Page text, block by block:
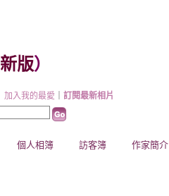
新版）
個人相簿 訪客簿 作家簡介
加入我的最愛 訂閱最新相片